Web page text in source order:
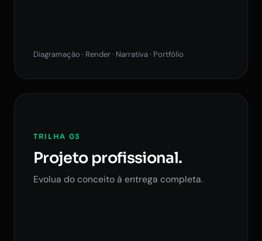
Diagramação · Render · Narrativa · Portfólio
TRILHA 03
Projeto profissional.
Evolua do conceito à entrega completa.